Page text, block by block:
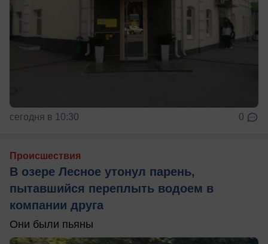
сегодня в 10:30 0
Происшествия
В озере Лесное утонул парень,
пытавшийся переплыть водоем в
компании друга
Они были пьяны